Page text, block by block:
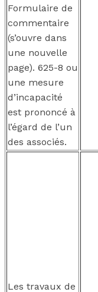
Formulaire de
commentaire
(s’ouvre dans
une nouvelle
page). 625-8 ou
une mesure
d’incapacité
est prononcé à
l’égard de l’un
des associés.
Les travaux de